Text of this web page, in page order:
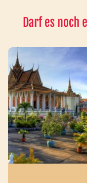
Darf es noch